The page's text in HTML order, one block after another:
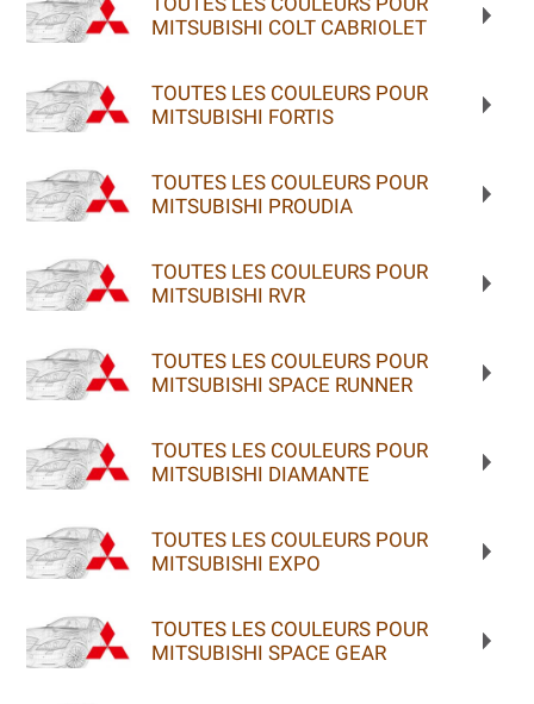
MITSUBISHI COLT CABRIOLET
TOUTES LES COULEURS POUR
MITSUBISHI FORTIS
TOUTES LES COULEURS POUR
MITSUBISHI PROUDIA
TOUTES LES COULEURS POUR
MITSUBISHI RVR
TOUTES LES COULEURS POUR
MITSUBISHI SPACE RUNNER
TOUTES LES COULEURS POUR
MITSUBISHI DIAMANTE
TOUTES LES COULEURS POUR
MITSUBISHI EXPO
TOUTES LES COULEURS POUR
MITSUBISHI SPACE GEAR